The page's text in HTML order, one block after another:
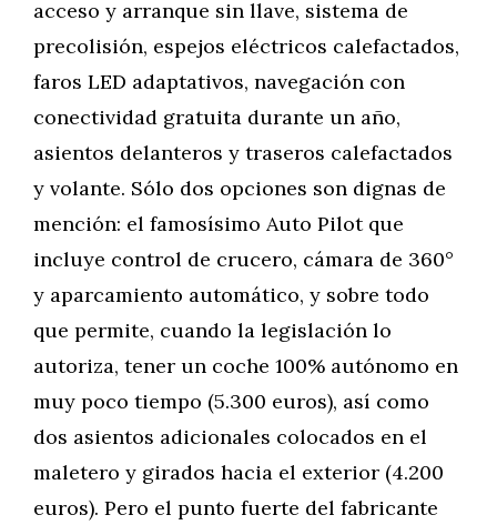
acceso y arranque sin llave, sistema de
precolisión, espejos eléctricos calefactados,
faros LED adaptativos, navegación con
conectividad gratuita durante un año,
asientos delanteros y traseros calefactados
y volante. Sólo dos opciones son dignas de
mención: el famosísimo Auto Pilot que
incluye control de crucero, cámara de 360°
y aparcamiento automático, y sobre todo
que permite, cuando la legislación lo
autoriza, tener un coche 100% autónomo en
muy poco tiempo (5.300 euros), así como
dos asientos adicionales colocados en el
maletero y girados hacia el exterior (4.200
euros). Pero el punto fuerte del fabricante